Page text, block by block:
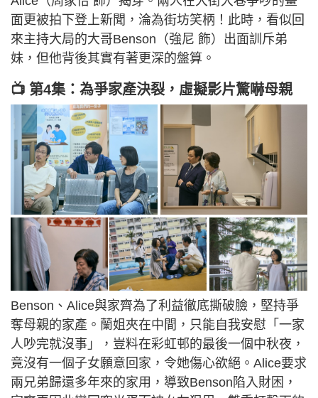
面更被拍下登上新聞，淪為街坊笑柄！此時，看似回
來主持大局的大哥Benson（強尼 飾）出面訓斥弟
妹，但他背後其實有著更深的盤算。
📺 第4集：為爭家產決裂，虛擬影片驚嚇母親
Benson、Alice與家齊為了利益徹底撕破臉，堅持爭
奪母親的家產。蘭姐夾在中間，只能自我安慰「一家
人吵完就沒事」，豈料在彩虹邨的最後一個中秋夜，
竟沒有一個子女願意回家，令她傷心欲絕。Alice要求
兩兄弟歸還多年來的家用，導致Benson陷入財困，